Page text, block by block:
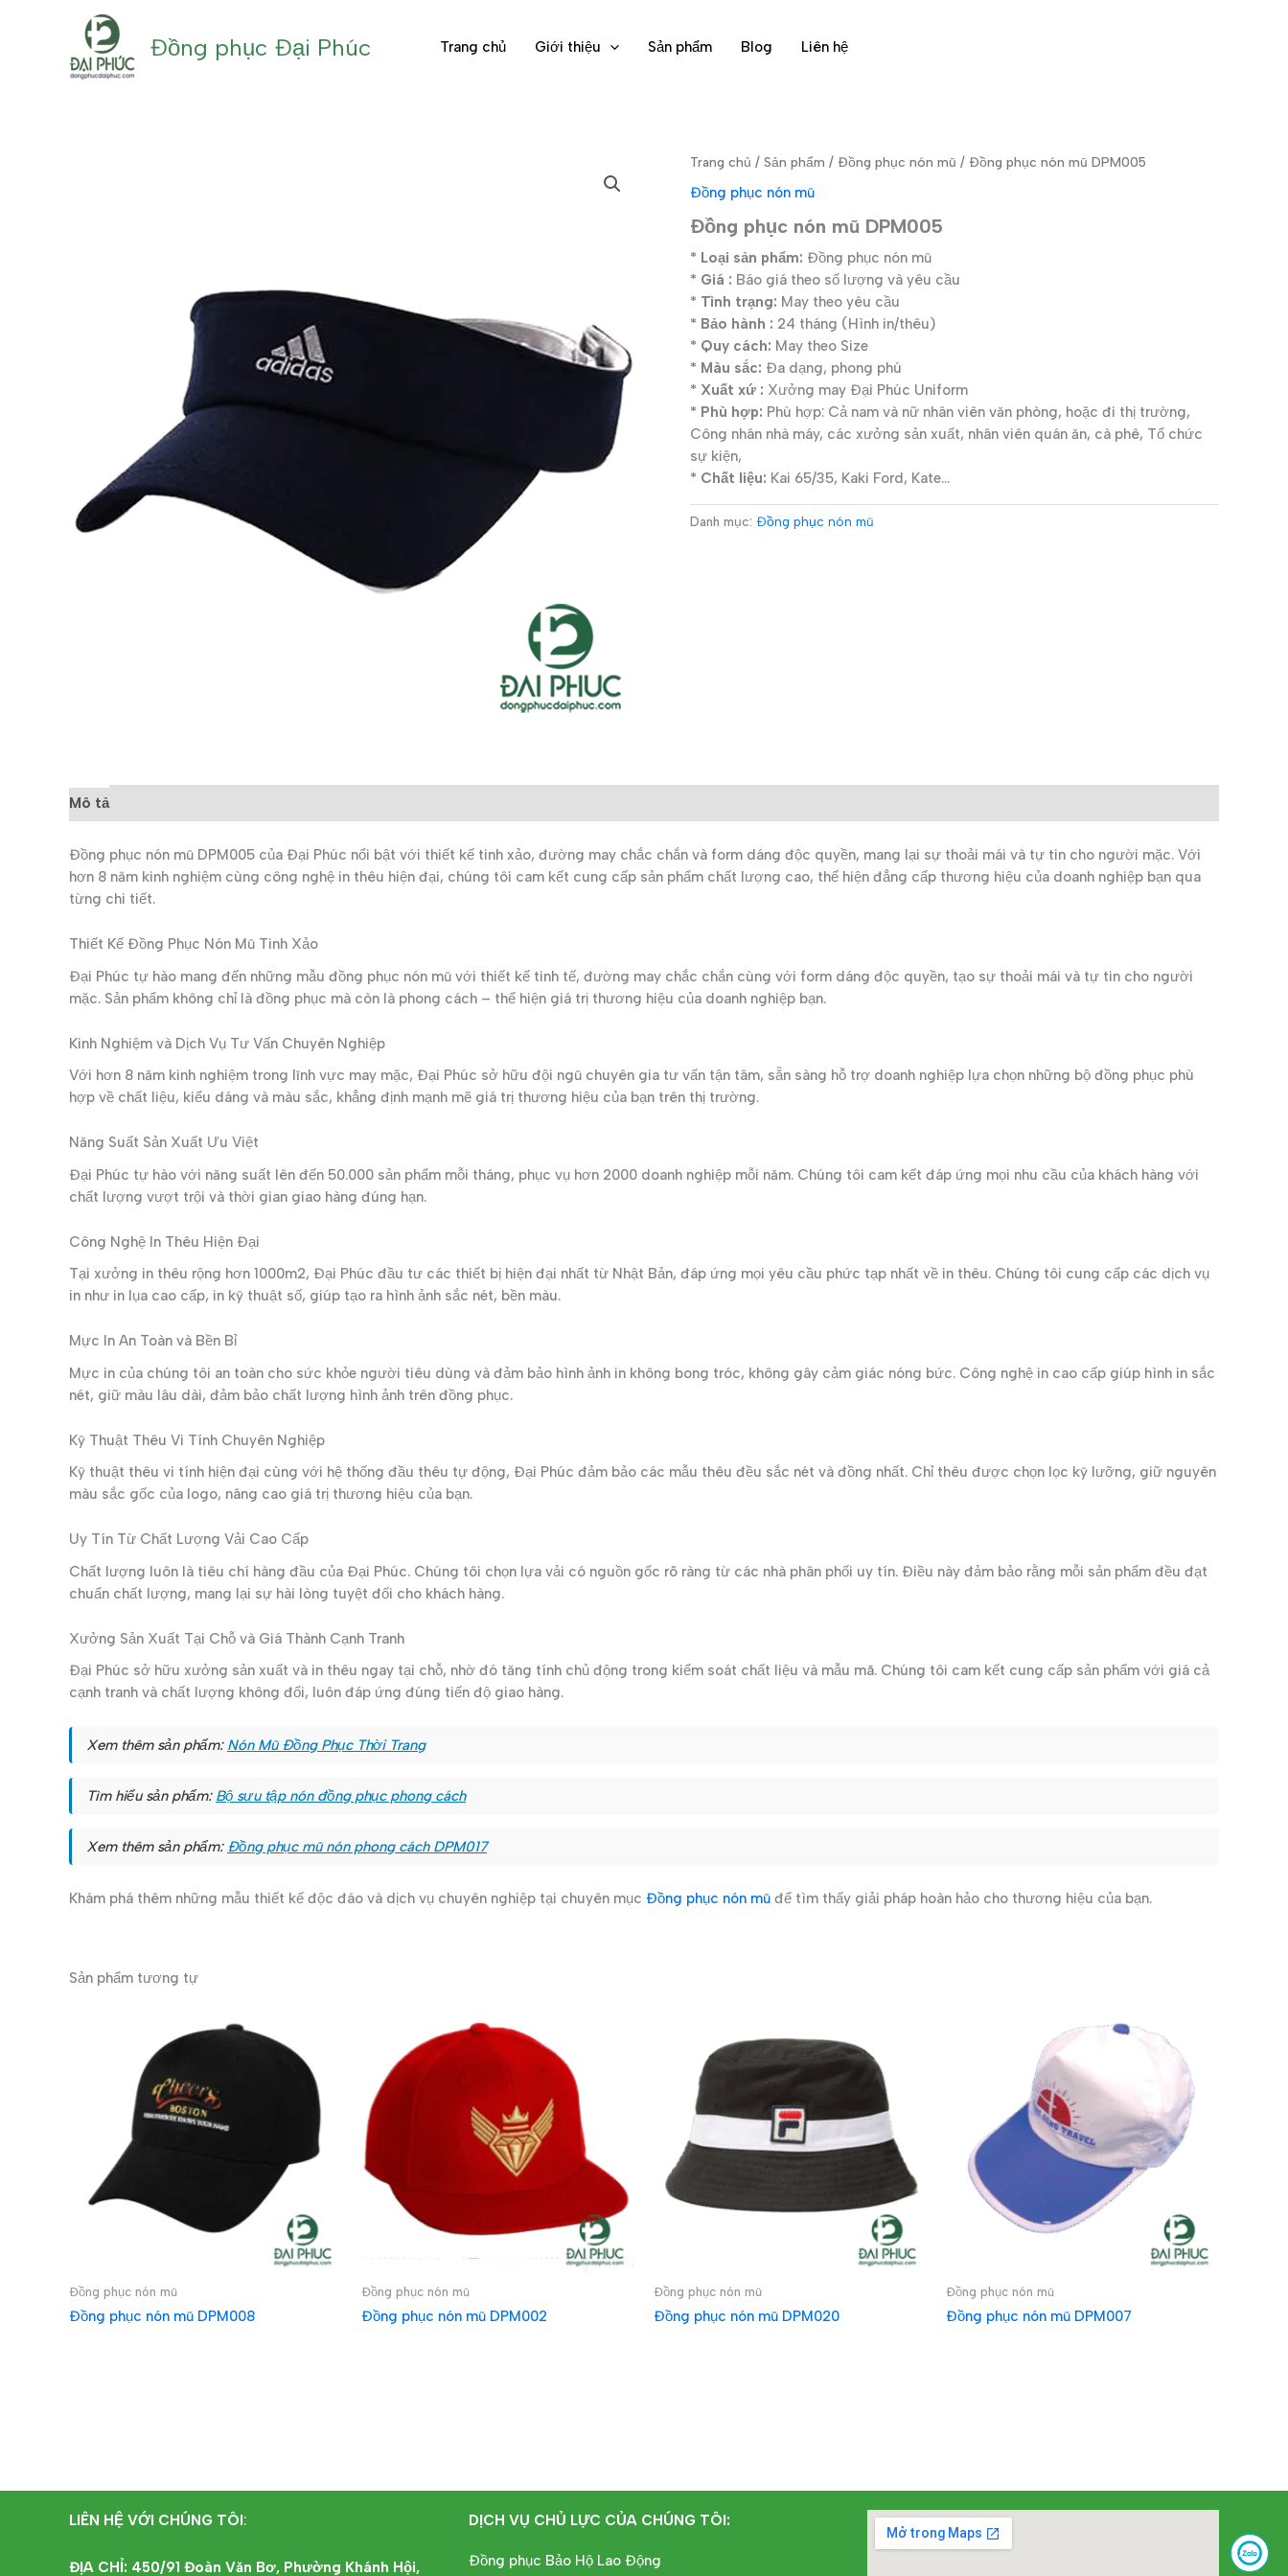
Đồng phục Đại Phúc Trang chủ Giới thiệu Sản phẩm Blog Liên hệ
Trang chủ / Sản phẩm / Đồng phục nón mũ / Đồng phục nón mũ DPM005
Đồng phục nón mũ
Đồng phục nón mũ DPM005
* Loại sản phẩm: Đồng phục nón mũ
* Giá : Báo giá theo số lượng và yêu cầu
* Tình trạng: May theo yêu cầu
* Bảo hành : 24 tháng (Hình in/thêu)
* Quy cách: May theo Size
* Màu sắc: Đa dạng, phong phú
* Xuất xứ : Xưởng may Đại Phúc Uniform
* Phù hợp: Phù hợp: Cả nam và nữ nhân viên văn phòng, hoặc đi thị trường,
Công nhân nhà máy, các xưởng sản xuất, nhân viên quán ăn, cà phê, Tổ chức
sự kiện,
* Chất liệu: Kai 65/35, Kaki Ford, Kate…
Danh mục: Đồng phục nón mũ
Mô tả
Đồng phục nón mũ DPM005 của Đại Phúc nổi bật với thiết kế tinh xảo, đường may chắc chắn và form dáng độc quyền, mang lại sự thoải mái và tự tin cho người mặc. Với
hơn 8 năm kinh nghiệm cùng công nghệ in thêu hiện đại, chúng tôi cam kết cung cấp sản phẩm chất lượng cao, thể hiện đẳng cấp thương hiệu của doanh nghiệp bạn qua
từng chi tiết.
Thiết Kế Đồng Phục Nón Mũ Tinh Xảo
Đại Phúc tự hào mang đến những mẫu đồng phục nón mũ với thiết kế tinh tế, đường may chắc chắn cùng với form dáng độc quyền, tạo sự thoải mái và tự tin cho người
mặc. Sản phẩm không chỉ là đồng phục mà còn là phong cách – thể hiện giá trị thương hiệu của doanh nghiệp bạn.
Kinh Nghiệm và Dịch Vụ Tư Vấn Chuyên Nghiệp
Với hơn 8 năm kinh nghiệm trong lĩnh vực may mặc, Đại Phúc sở hữu đội ngũ chuyên gia tư vấn tận tâm, sẵn sàng hỗ trợ doanh nghiệp lựa chọn những bộ đồng phục phù
hợp về chất liệu, kiểu dáng và màu sắc, khẳng định mạnh mẽ giá trị thương hiệu của bạn trên thị trường.
Năng Suất Sản Xuất Ưu Việt
Đại Phúc tự hào với năng suất lên đến 50.000 sản phẩm mỗi tháng, phục vụ hơn 2000 doanh nghiệp mỗi năm. Chúng tôi cam kết đáp ứng mọi nhu cầu của khách hàng với
chất lượng vượt trội và thời gian giao hàng đúng hạn.
Công Nghệ In Thêu Hiện Đại
Tại xưởng in thêu rộng hơn 1000m2, Đại Phúc đầu tư các thiết bị hiện đại nhất từ Nhật Bản, đáp ứng mọi yêu cầu phức tạp nhất về in thêu. Chúng tôi cung cấp các dịch vụ
in như in lụa cao cấp, in kỹ thuật số, giúp tạo ra hình ảnh sắc nét, bền màu.
Mực In An Toàn và Bền Bỉ
Mực in của chúng tôi an toàn cho sức khỏe người tiêu dùng và đảm bảo hình ảnh in không bong tróc, không gây cảm giác nóng bức. Công nghệ in cao cấp giúp hình in sắc
nét, giữ màu lâu dài, đảm bảo chất lượng hình ảnh trên đồng phục.
Kỹ Thuật Thêu Vi Tính Chuyên Nghiệp
Kỹ thuật thêu vi tính hiện đại cùng với hệ thống đầu thêu tự động, Đại Phúc đảm bảo các mẫu thêu đều sắc nét và đồng nhất. Chỉ thêu được chọn lọc kỹ lưỡng, giữ nguyên
màu sắc gốc của logo, nâng cao giá trị thương hiệu của bạn.
Uy Tín Từ Chất Lượng Vải Cao Cấp
Chất lượng luôn là tiêu chí hàng đầu của Đại Phúc. Chúng tôi chọn lựa vải có nguồn gốc rõ ràng từ các nhà phân phối uy tín. Điều này đảm bảo rằng mỗi sản phẩm đều đạt
chuẩn chất lượng, mang lại sự hài lòng tuyệt đối cho khách hàng.
Xưởng Sản Xuất Tại Chỗ và Giá Thành Cạnh Tranh
Đại Phúc sở hữu xưởng sản xuất và in thêu ngay tại chỗ, nhờ đó tăng tính chủ động trong kiểm soát chất liệu và mẫu mã. Chúng tôi cam kết cung cấp sản phẩm với giá cả
cạnh tranh và chất lượng không đổi, luôn đáp ứng đúng tiến độ giao hàng.
Xem thêm sản phẩm: Nón Mũ Đồng Phục Thời Trang
Tìm hiểu sản phẩm: Bộ sưu tập nón đồng phục phong cách
Xem thêm sản phẩm: Đồng phục mũ nón phong cách DPM017
Khám phá thêm những mẫu thiết kế độc đáo và dịch vụ chuyên nghiệp tại chuyên mục Đồng phục nón mũ để tìm thấy giải pháp hoàn hảo cho thương hiệu của bạn.
Sản phẩm tương tự
Đồng phục nón mũ
Đồng phục nón mũ DPM008
Đồng phục nón mũ
Đồng phục nón mũ DPM002
Đồng phục nón mũ
Đồng phục nón mũ DPM020
Đồng phục nón mũ
Đồng phục nón mũ DPM007
LIÊN HỆ VỚI CHÚNG TÔI:
ĐỊA CHỈ: 450/91 Đoàn Văn Bơ, Phường Khánh Hội,
DỊCH VỤ CHỦ LỰC CỦA CHÚNG TÔI:
Đồng phục Bảo Hộ Lao Động